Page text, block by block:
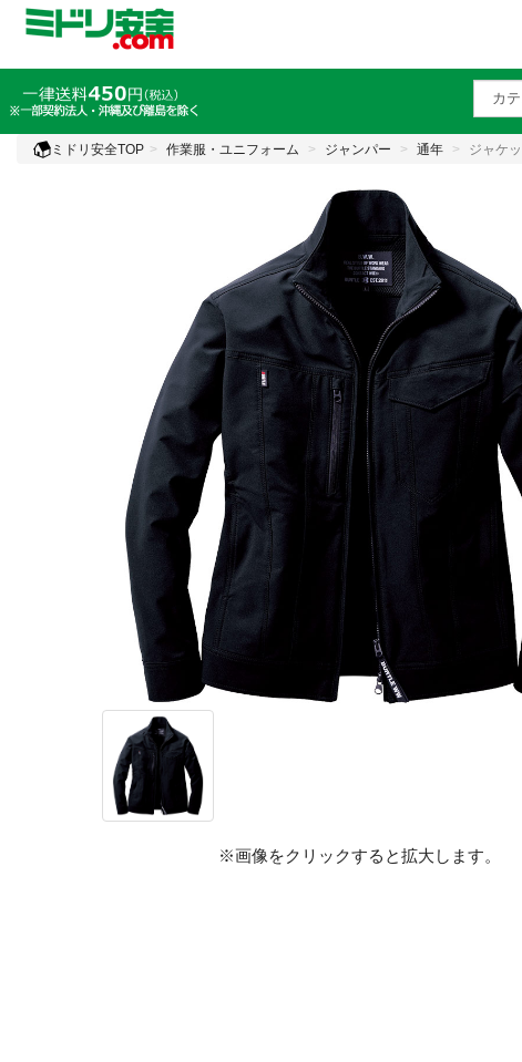
ミドリ安全TOP 作業服・ユニフォーム ジャンパー 通年 ジャケ
※画像をクリックすると拡大します。